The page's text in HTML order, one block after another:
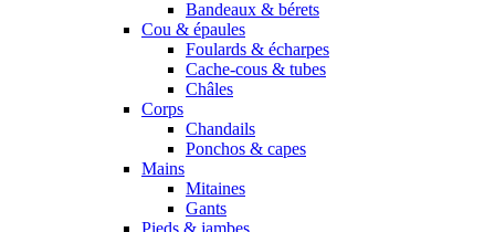
Bandeaux & bérets
Cou & épaules
Foulards & écharpes
Cache-cous & tubes
Châles
Corps
Chandails
Ponchos & capes
Mains
Mitaines
Gants
Pieds & jambes